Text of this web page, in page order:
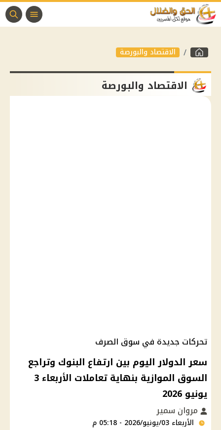
الاقتصاد والبورصة
الاقتصاد والبورصة
تحركات جديدة في سوق الصرف
سعر الدولار اليوم بين ارتفاع البنوك وتراجع
السوق الموازية بنهاية تعاملات الأربعاء 3
يونيو 2026
مروان سمير
الأربعاء 03/يونيو/2026 - 05:18 م